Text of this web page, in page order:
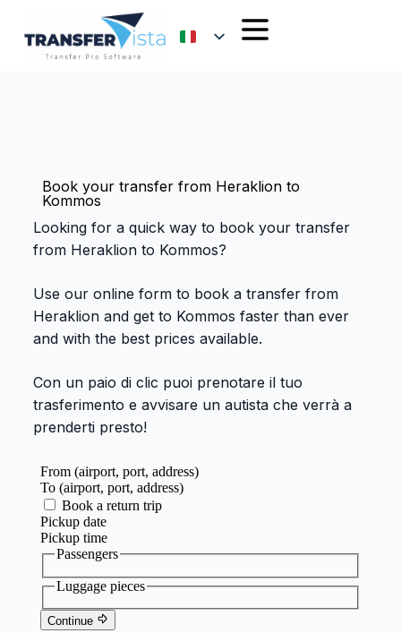
Book your transfer from Heraklion to
Kommos
Looking for a quick way to book your transfer
from Heraklion to Kommos?
Use our online form to book a transfer from
Heraklion and get to Kommos faster than ever
and with the best prices available.
Con un paio di clic puoi prenotare il tuo
trasferimento e avvisare un autista che verrà a
prenderti presto!